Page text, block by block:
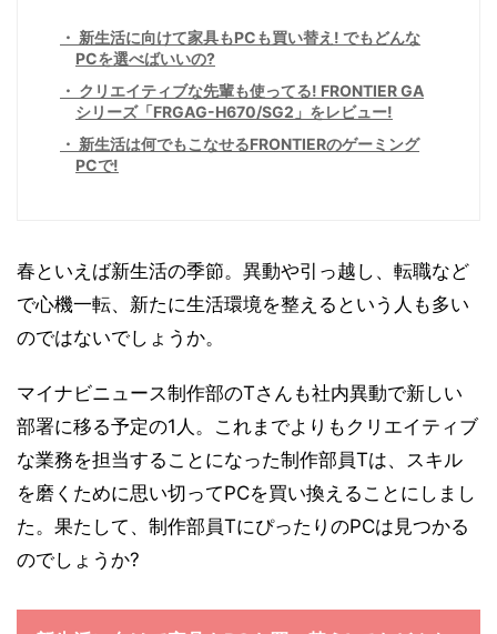
新生活に向けて家具もPCも買い替え! でもどんな
PCを選べばいいの?
クリエイティブな先輩も使ってる! FRONTIER GA
シリーズ「FRGAG-H670/SG2」をレビュー!
新生活は何でもこなせるFRONTIERのゲーミング
PCで!
春といえば新生活の季節。異動や引っ越し、転職など
で心機一転、新たに生活環境を整えるという人も多い
のではないでしょうか。
マイナビニュース制作部のTさんも社内異動で新しい
部署に移る予定の1人。これまでよりもクリエイティブ
な業務を担当することになった制作部員Tは、スキル
を磨くために思い切ってPCを買い換えることにしまし
た。果たして、制作部員TにぴったりのPCは見つかる
のでしょうか?